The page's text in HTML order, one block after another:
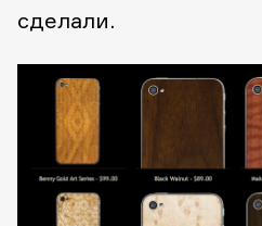
сделали.